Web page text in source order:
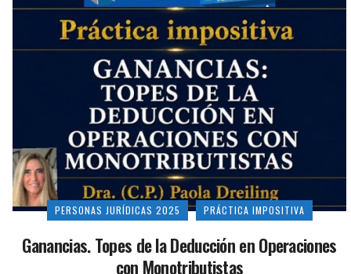
PERSONAS JURÍDICAS 2025 PRÁCTICA IMPOSITIVA
Ganancias. Topes de la Deducción en Operaciones
con Monotributistas